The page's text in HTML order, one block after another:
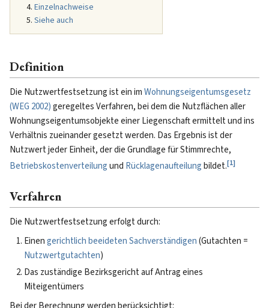
Einzelnachweise
Siehe auch
Definition
Die Nutzwertfestsetzung ist ein imWohnungseigentumsgesetz
(WEG 2002)geregeltes Verfahren, bei dem die Nutzflächen aller
Wohnungseigentumsobjekte einer Liegenschaft ermittelt und ins
Verhältnis zueinander gesetzt werden. Das Ergebnis ist der
Nutzwert jeder Einheit, der die Grundlage für Stimmrechte,
Betriebskostenverteilungund Rücklagenaufteilungbildet.[1]
Verfahren
Die Nutzwertfestsetzung erfolgt durch:
Einengerichtlich beeideten Sachverständigen(Gutachten =
Nutzwertgutachten)
Das zuständige Bezirksgericht auf Antrag eines
Miteigentümers